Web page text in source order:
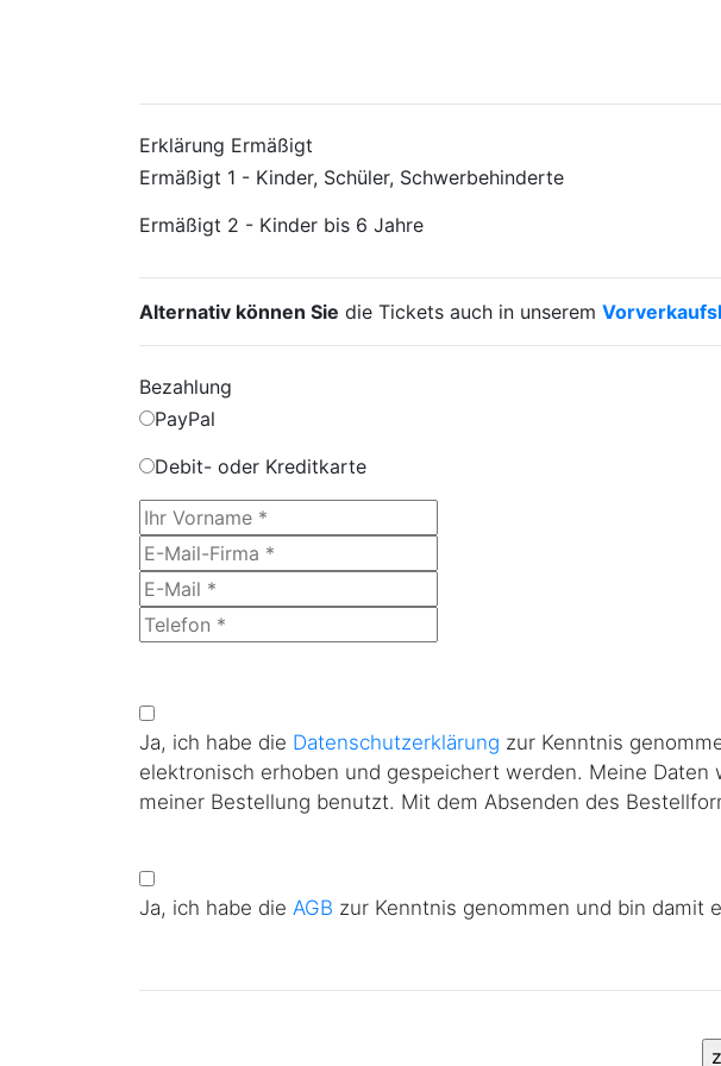
Erklärung Ermäßigt
Ermäßigt 1 - Kinder, Schüler, Schwerbehinderte
Ermäßigt 2 - Kinder bis 6 Jahre
Alternativ können Sie die Tickets auch in unserem
Bezahlung
PayPal
Debit- oder Kreditkarte
Ja, ich habe die Datenschutzerklärung zur Kenntnis
elektronisch erhoben und gespeichert werden. Meine
meiner Bestellung benutzt. Mit dem Absenden des
Ja, ich habe die AGB zur Kenntnis genommen und bin damit